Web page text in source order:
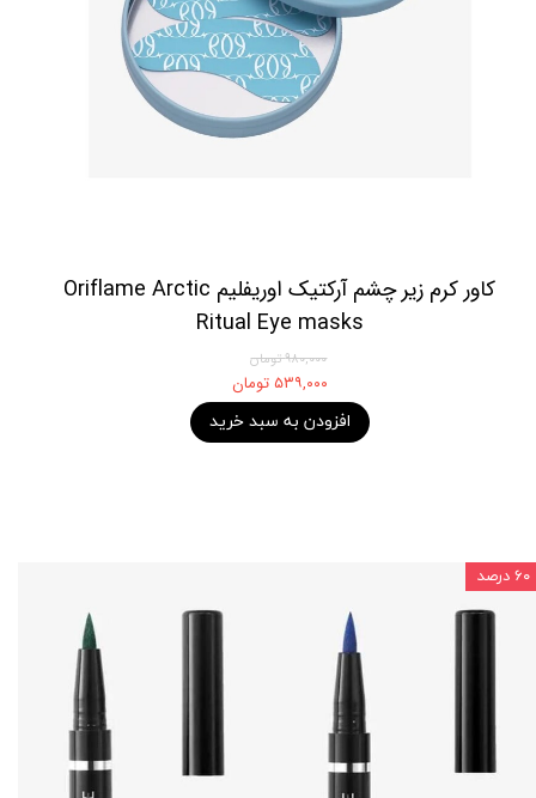
کاور کرم زیر چشم آرکتیک اوریفلیم Oriflame Arctic
Ritual Eye masks
۹۸۰,۰۰۰ تومان
۵۳۹,۰۰۰ تومان
افزودن به سبد خرید
۶۰ درصد